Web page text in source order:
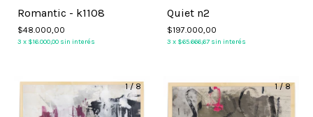
Romantic - k1108
$48.000,00
3 x $16.000,00 sin interés
Quiet n2
$197.000,00
3 x $65.666,67 sin interés
1/8 1/8